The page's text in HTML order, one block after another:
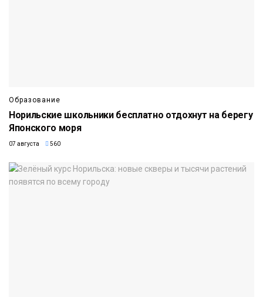
Образование
Норильские школьники бесплатно отдохнут на берегу
Японского моря
07 августа 560